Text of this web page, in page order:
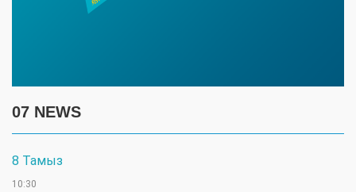
07 NEWS
8 Тамыз
10:30